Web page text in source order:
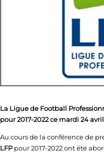
La Ligue de Football
pour 2017-2022 ce mardi 24 avril
Au cours de la conférence de
LFPpour 2017-2022 ont été